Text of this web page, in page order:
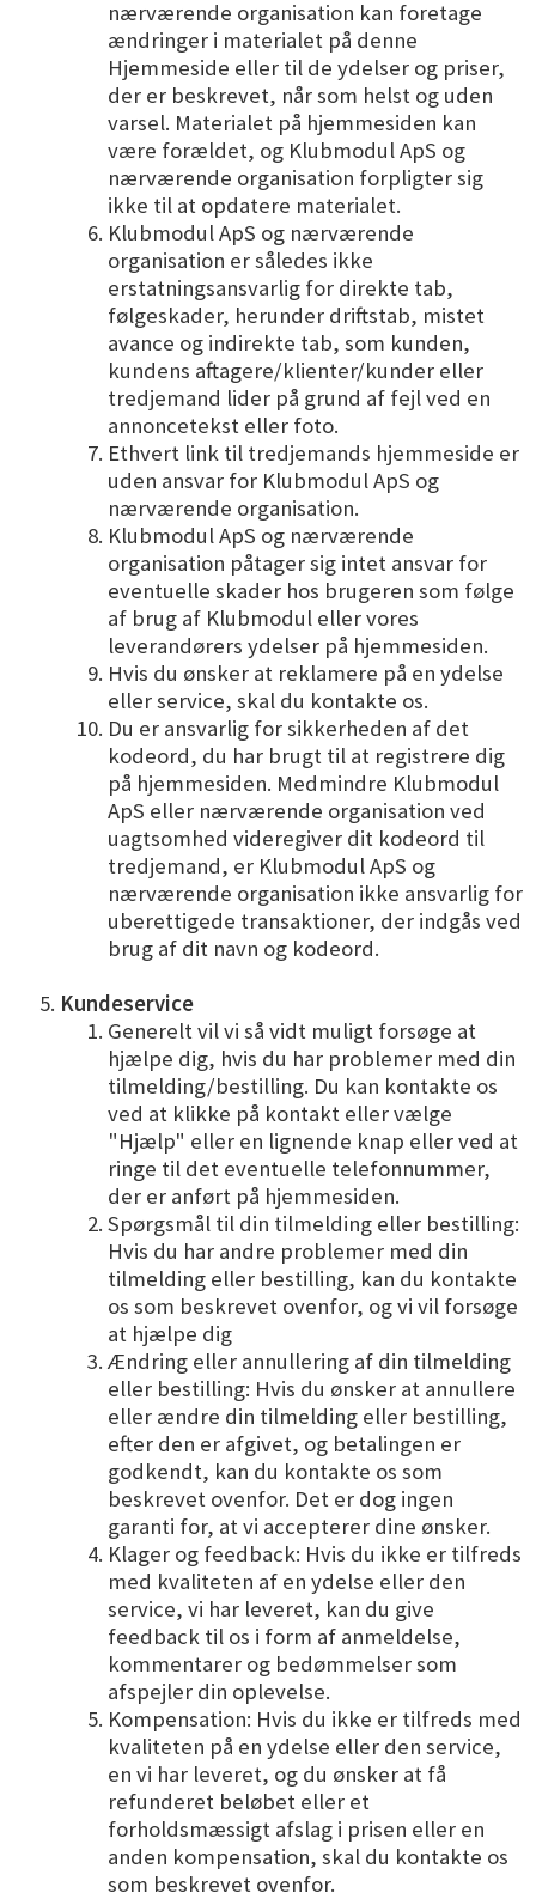
nærværende organisation kan foretage
ændringer i materialet på denne
Hjemmeside eller til de ydelser og priser,
der er beskrevet, når som helst og uden
varsel. Materialet på hjemmesiden kan
være forældet, og Klubmodul ApS og
nærværende organisation forpligter sig
ikke til at opdatere materialet.
Klubmodul ApS og nærværende
organisation er således ikke
erstatningsansvarlig for direkte tab,
følgeskader, herunder driftstab, mistet
avance og indirekte tab, som kunden,
kundens aftagere/klienter/kunder eller
tredjemand lider på grund af fejl ved en
annoncetekst eller foto.
Ethvert link til tredjemands hjemmeside er
uden ansvar for Klubmodul ApS og
nærværende organisation.
Klubmodul ApS og nærværende
organisation påtager sig intet ansvar for
eventuelle skader hos brugeren som følge
af brug af Klubmodul eller vores
leverandørers ydelser på hjemmesiden.
Hvis du ønsker at reklamere på en ydelse
eller service, skal du kontakte os.
Du er ansvarlig for sikkerheden af det
kodeord, du har brugt til at registrere dig
på hjemmesiden. Medmindre Klubmodul
ApS eller nærværende organisation ved
uagtsomhed videregiver dit kodeord til
tredjemand, er Klubmodul ApS og
nærværende organisation ikke ansvarlig for
uberettigede transaktioner, der indgås ved
brug af dit navn og kodeord.
Kundeservice
Generelt vil vi så vidt muligt forsøge at
hjælpe dig, hvis du har problemer med din
tilmelding/bestilling. Du kan kontakte os
ved at klikke på kontakt eller vælge
"Hjælp" eller en lignende knap eller ved at
ringe til det eventuelle telefonnummer,
der er anført på hjemmesiden.
Spørgsmål til din tilmelding eller bestilling:
Hvis du har andre problemer med din
tilmelding eller bestilling, kan du kontakte
os som beskrevet ovenfor, og vi vil forsøge
at hjælpe dig
Ændring eller annullering af din tilmelding
eller bestilling: Hvis du ønsker at annullere
eller ændre din tilmelding eller bestilling,
efter den er afgivet, og betalingen er
godkendt, kan du kontakte os som
beskrevet ovenfor. Det er dog ingen
garanti for, at vi accepterer dine ønsker.
Klager og feedback: Hvis du ikke er tilfreds
med kvaliteten af en ydelse eller den
service, vi har leveret, kan du give
feedback til os i form af anmeldelse,
kommentarer og bedømmelser som
afspejler din oplevelse.
Kompensation: Hvis du ikke er tilfreds med
kvaliteten på en ydelse eller den service,
en vi har leveret, og du ønsker at få
refunderet beløbet eller et
forholdsmæssigt afslag i prisen eller en
anden kompensation, skal du kontakte os
som beskrevet ovenfor.